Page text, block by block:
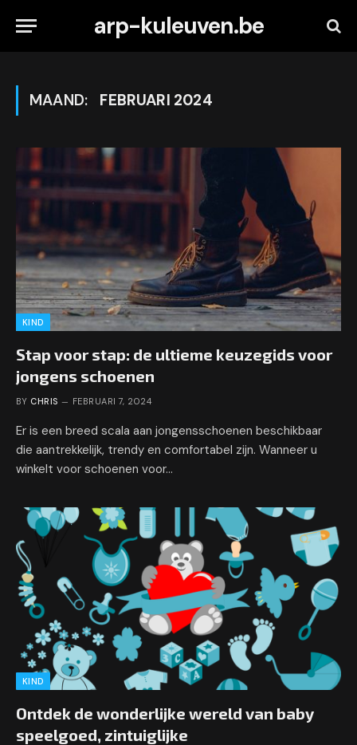
arp-kuleuven.be
MAAND: FEBRUARI 2024
KIND
Stap voor stap: de ultieme keuzegids voor
jongens schoenen
BY CHRIS FEBRUARI 7, 2024
Er is een breed scala aan jongensschoenen beschikbaar
die aantrekkelijk, trendy en comfortabel zijn. Wanneer u
winkelt voor schoenen voor…
KIND
Ontdek de wonderlijke wereld van baby
speelgoed, zintuiglijke